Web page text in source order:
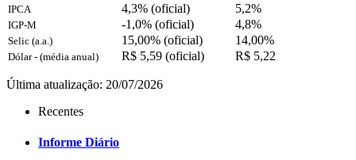
IPCA 4,3% (oficial) 5,2%
IGP-M -1,0% (oficial) 4,8%
Selic (a.a.) 15,00% (oficial) 14,00%
Dólar - (média anual) R$ 5,59 (oficial) R$ 5,22
Última atualização: 20/07/2026
Recentes
Informe Diário